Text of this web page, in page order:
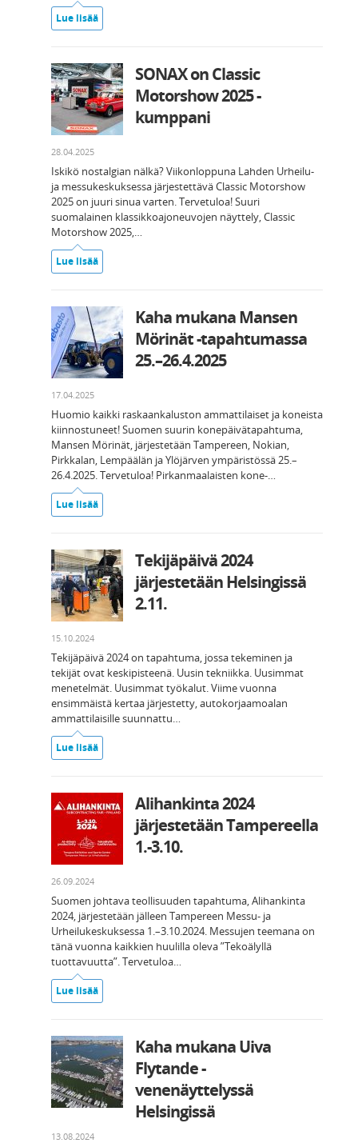
Lue lisää
SONAX on Classic
Motorshow 2025 -
kumppani
28.04.2025
Iskikö nostalgian nälkä? Viikonloppuna Lahden Urheilu-
ja messukeskuksessa järjestettävä Classic Motorshow
2025 on juuri sinua varten. Tervetuloa! Suuri
suomalainen klassikkoajoneuvojen näyttely, Classic
Motorshow 2025,…
Lue lisää
Kaha mukana Mansen
Mörinät -tapahtumassa
25.–26.4.2025
17.04.2025
Huomio kaikki raskaankaluston ammattilaiset ja koneista
kiinnostuneet! Suomen suurin konepäivätapahtuma,
Mansen Mörinät, järjestetään Tampereen, Nokian,
Pirkkalan, Lempäälän ja Ylöjärven ympäristössä 25.–
26.4.2025. Tervetuloa! Pirkanmaalaisten kone-…
Lue lisää
Tekijäpäivä 2024
järjestetään Helsingissä
2.11.
15.10.2024
Tekijäpäivä 2024 on tapahtuma, jossa tekeminen ja
tekijät ovat keskipisteenä. Uusin tekniikka. Uusimmat
menetelmät. Uusimmat työkalut. Viime vuonna
ensimmäistä kertaa järjestetty, autokorjaamoalan
ammattilaisille suunnattu…
Lue lisää
Alihankinta 2024
järjestetään Tampereella
1.-3.10.
26.09.2024
Suomen johtava teollisuuden tapahtuma, Alihankinta
2024, järjestetään jälleen Tampereen Messu- ja
Urheilukeskuksessa 1.–3.10.2024. Messujen teemana on
tänä vuonna kaikkien huulilla oleva ”Tekoälyllä
tuottavuutta”. Tervetuloa…
Lue lisää
Kaha mukana Uiva
Flytande -
venenäyttelyssä
Helsingissä
13.08.2024